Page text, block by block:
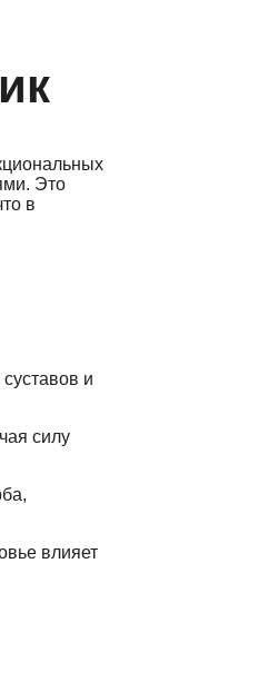
Это
в
и
силу
влияет